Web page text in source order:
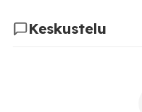
Keskustelu